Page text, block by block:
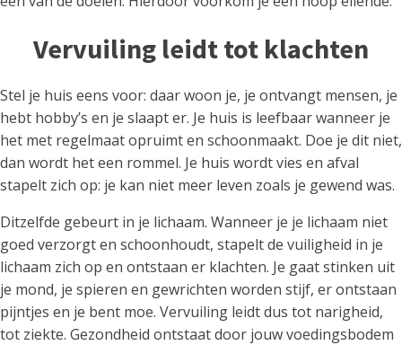
Vervuiling leidt tot klachten
Stel je huis eens voor: daar woon je, je ontvangt mensen, je
hebt hobby’s en je slaapt er. Je huis is leefbaar wanneer je
het met regelmaat opruimt en schoonmaakt. Doe je dit niet,
dan wordt het een rommel. Je huis wordt vies en afval
stapelt zich op: je kan niet meer leven zoals je gewend was.
Ditzelfde gebeurt in je lichaam. Wanneer je je lichaam niet
goed verzorgt en schoonhoudt, stapelt de vuiligheid in je
lichaam zich op en ontstaan er klachten. Je gaat stinken uit
je mond, je spieren en gewrichten worden stijf, er ontstaan
pijntjes en je bent moe. Vervuiling leidt dus tot narigheid,
tot ziekte. Gezondheid ontstaat door jouw voedingsbodem